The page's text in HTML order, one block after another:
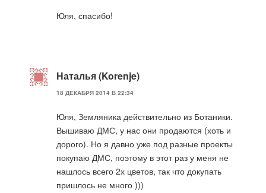
Юля, спасибо!
Наталья (Korenje)
18 ДЕКАБРЯ 2014 В 22:34
Юля, Земляника действительно из Ботаники.
Вышиваю ДМС, у нас они продаются (хоть и
дорого). Но я давно уже под разные проекты
покупаю ДМС, поэтому в этот раз у меня не
нашлось всего 2х цветов, так что докупать
пришлось не много )))